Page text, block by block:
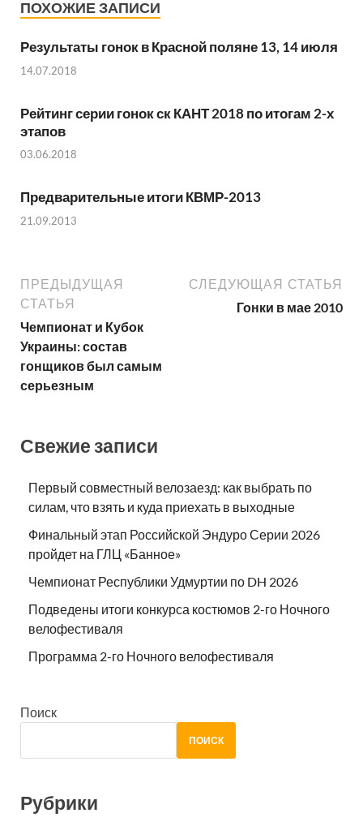
ПОХОЖИЕ ЗАПИСИ
Результаты гонок в Красной поляне 13, 14 июля
14.07.2018
Рейтинг серии гонок ск КАНТ 2018 по итогам 2-х
этапов
03.06.2018
Предварительные итоги КВМР-2013
21.09.2013
ПРЕДЫДУЩАЯ
СТАТЬЯ
Чемпионат и Кубок
Украины: состав
гонщиков был самым
серьезным
СЛЕДУЮЩАЯ СТАТЬЯ
Гонки в мае 2010
Свежие записи
Первый совместный велозаезд: как выбрать по
силам, что взять и куда приехать в выходные
Финальный этап Российской Эндуро Серии 2026
пройдет на ГЛЦ «Банное»
Чемпионат Республики Удмуртии по DH 2026
Подведены итоги конкурса костюмов 2-го Ночного
велофестиваля
Программа 2-го Ночного велофестиваля
Поиск
ПОИСК
Рубрики